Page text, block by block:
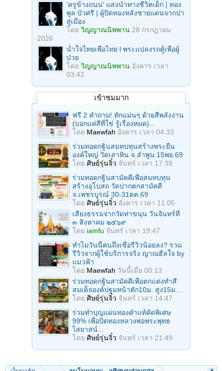
'ครูข้างถนน' แสงนำทางชีวิตเด็ก | ทอง
พูล บัวศรี | ผู้ปิดทองหลังชายแดนจากป่า
สู่เมือง
โดย วิญญาณนิพพาน 28 กรกฎาคม
2026
น้ำใจไทยเพื่อไทย l พระแปลงรถตู้เพื่อผู้
ป่วย
โดย วิญญาณนิพพาน อังคาร เวลา
03:42
เข้าชมมาก
ฟรี 2 คำถาม! ทักแม่นๆ ด้วยสีพลังงาน
(บอกแค่สีที่ใช่ รู้เรื่องหมด)...
โดย Maewfah อังคาร เวลา 04:33
ร่วมทอดกฐินสมทบทุนสร้างพระยืน
องค์ใหญ่ วัดเสาหิน จ.ลําพูน 15พย.69
โดย ศิษย์รุ่นจิ๋ว จันทร์ เวลา 17:39
ร่วมทอดกฐินสามัคคีเพื่อสมทบทุน
สร้างอุโบสถ วัดปากตกสามัคคี
จ.เพชรบูรณ์ 30-31ตค.69
โดย ศิษย์รุ่นจิ๋ว อังคาร เวลา 11:05
เสียงธรรมจากวัดท่าขนุน วันจันทร์ที่
๓ สิงหาคม ๒๕๖๙
โดย iamfu จันทร์ เวลา 19:47
ทำไมวันนี้คนถึงเชื่อรีวิวน้อยลง? รวม
รีวิวจากผู้ใช้บริการจริง ญาณฮีลใจ by
แมวฟ้า
โดย Maewfah วันนี้เมื่อ 00:13
ร่วมทอดกฐินสามัคคีเพื่อตกแต่งทำสี
สมเด็จองค์ปฐมหน้าตัก10ม. สูง15ม....
โดย ศิษย์รุ่นจิ๋ว จันทร์ เวลา 14:47
ร่วมทําบุญแผ่นทองคำแท้คัดพิเศษ
99% เพื่อปิดทองหลวงพ่อพระพุทธ
ไสยาสน์...
โดย ศิษย์รุ่นจิ๋ว จันทร์ เวลา 21:49